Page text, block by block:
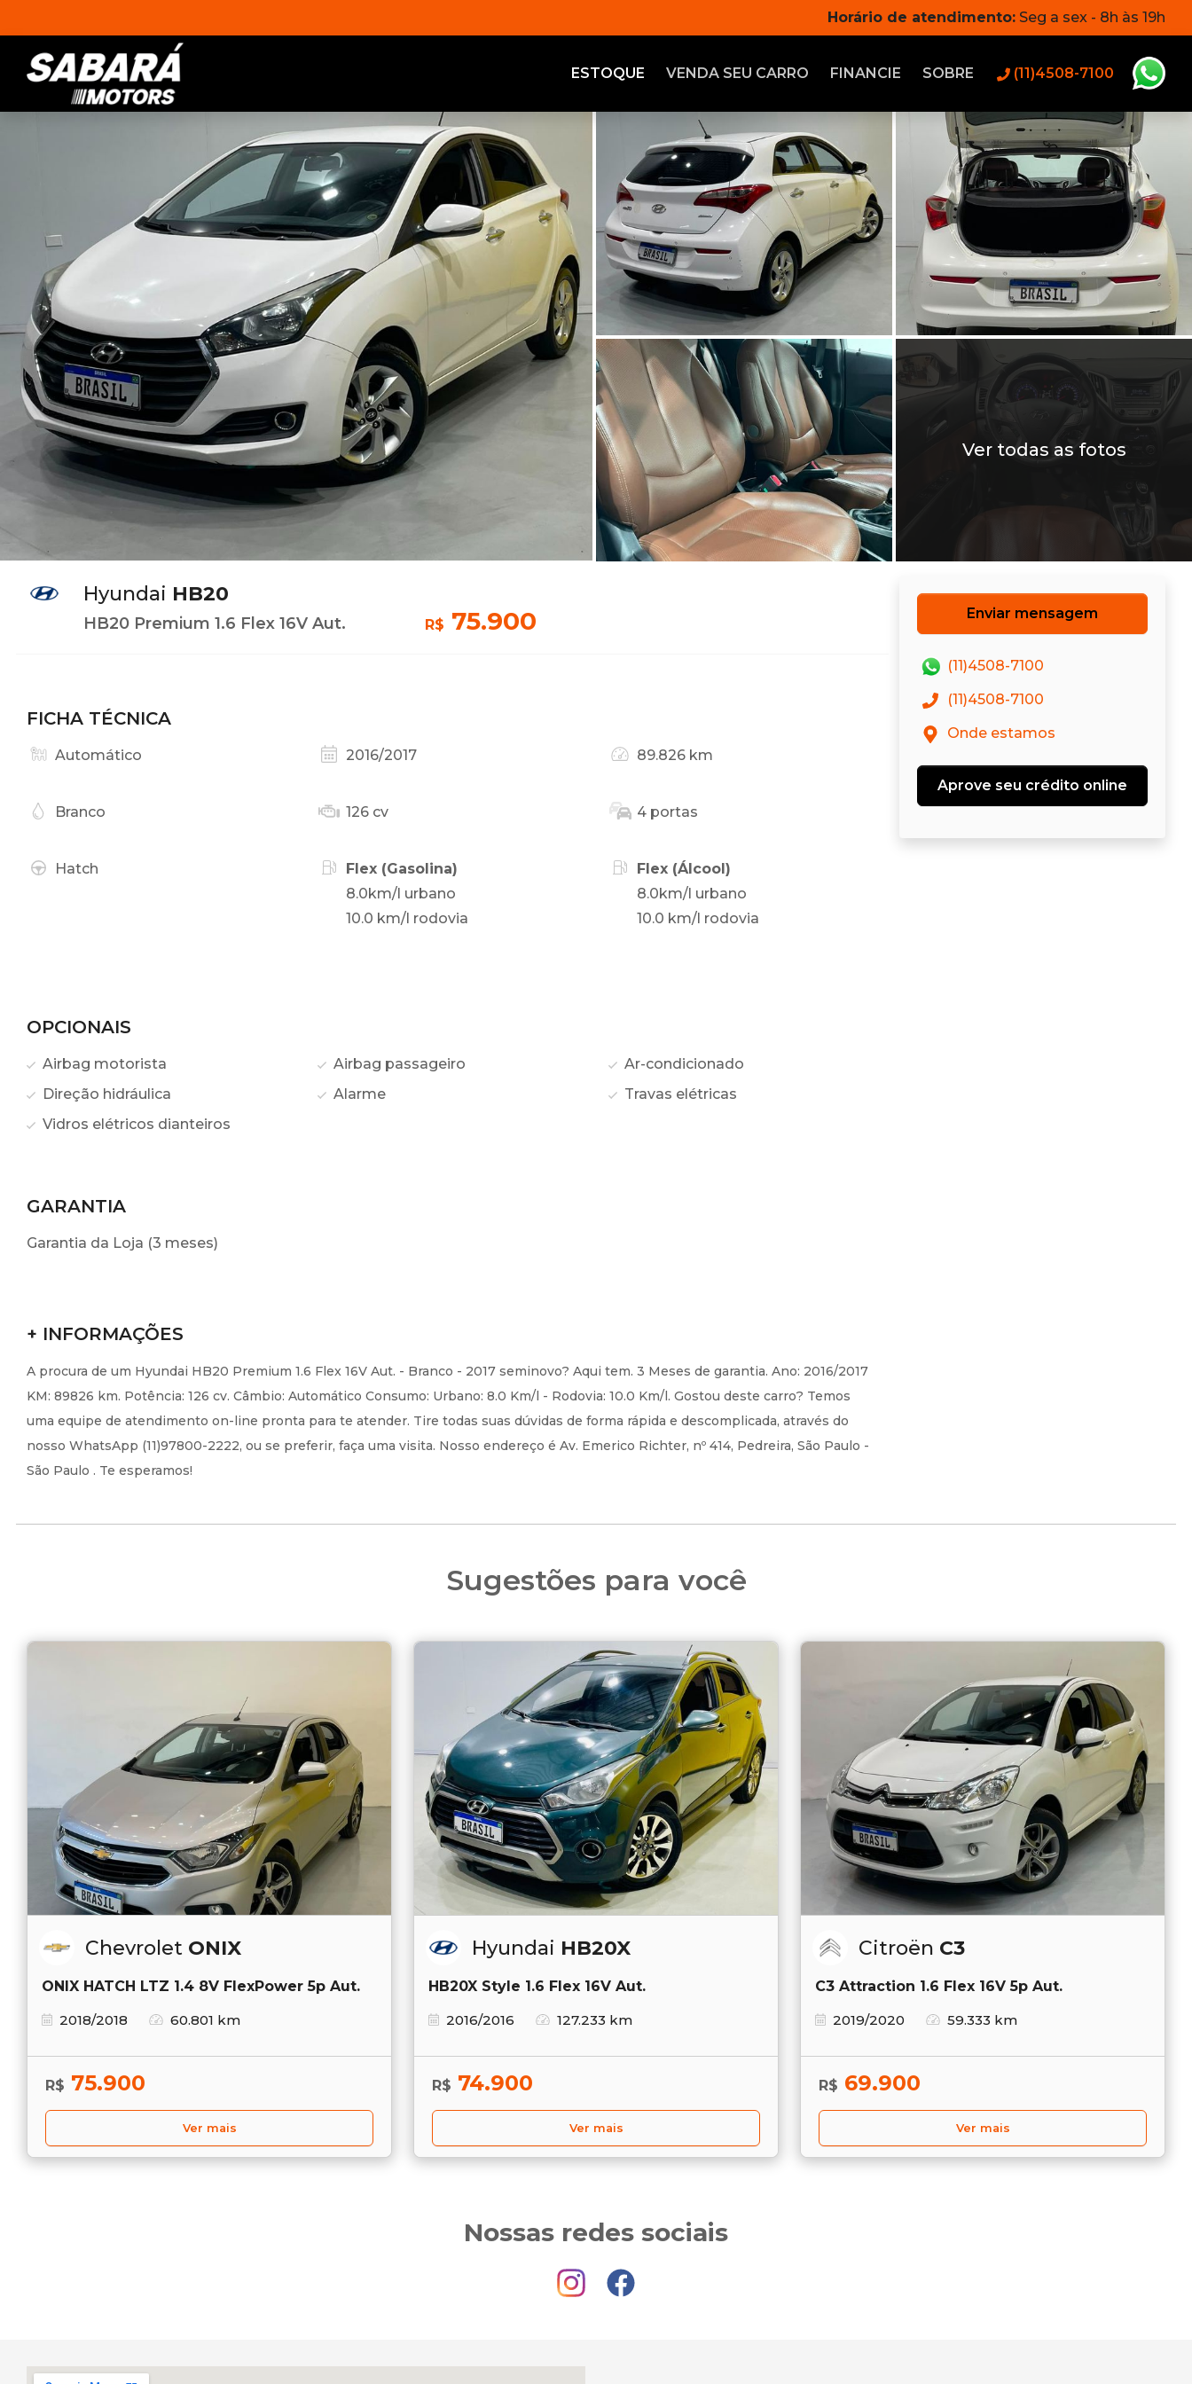
Horário de atendimento: Seg a sex - 8h às 19h
ESTOQUE VENDA SEU CARRO FINANCIE SOBRE (11)4508-7100
Ver todas as fotos
Hyundai HB20
HB20 Premium 1.6 Flex 16V Aut. R$ 75.900
FICHA TÉCNICA
Automático 2016/2017 89.826 km
Branco 126 cv 4 portas
Hatch
Flex (Gasolina)
8.0km/l urbano
10.0 km/l rodovia
Flex (Álcool)
8.0km/l urbano
10.0 km/l rodovia
OPCIONAIS
Airbag motorista Airbag passageiro
Ar-condicionado
Direção hidráulica
Alarme
Travas elétricas
Vidros elétricos dianteiros
GARANTIA
Garantia da Loja (3 meses)
+ INFORMAÇÕES
A procura de um Hyundai HB20 Premium 1.6 Flex 16V Aut. - Branco - 2017 seminovo? Aqui tem. 3 Meses de garantia. Ano: 2016/2017
KM: 89826 km. Potência: 126 cv. Câmbio: Automático Consumo: Urbano: 8.0 Km/l - Rodovia: 10.0 Km/l. Gostou deste carro? Temos
uma equipe de atendimento on-line pronta para te atender. Tire todas suas dúvidas de forma rápida e descomplicada, através do
nosso WhatsApp (11)97800-2222, ou se preferir, faça uma visita. Nosso endereço é Av. Emerico Richter, nº 414, Pedreira, São Paulo -
São Paulo . Te esperamos!
Enviar mensagem
(11)4508-7100
(11)4508-7100
Onde estamos
Aprove seu crédito online
Sugestões para você
Chevrolet ONIX
ONIX HATCH LTZ 1.4 8V FlexPower 5p Aut.
2018/2018
60.801 km
R$ 75.900
Ver mais
Hyundai HB20X
HB20X Style 1.6 Flex 16V Aut.
2016/2016
127.233 km
R$ 74.900
Ver mais
Citroën C3
C3 Attraction 1.6 Flex 16V 5p Aut.
2019/2020
59.333 km
R$ 69.900
Ver mais
Nossas redes sociais